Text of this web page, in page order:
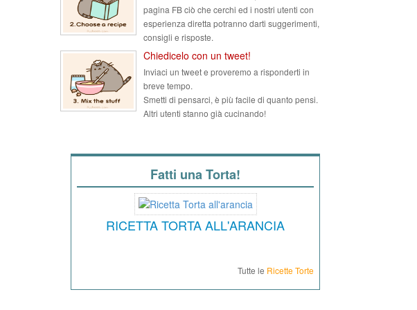
pagina FB ciò che cerchi ed i nostri utenti con
esperienza diretta potranno darti suggerimenti,
consigli e risposte.
Chiedicelo con un tweet!
Inviaci un tweet e proveremo a risponderti in
breve tempo.
Smetti di pensarci, è più facile di quanto pensi.
Altri utenti stanno già cucinando!
Fatti una Torta!
RICETTA TORTA ALL'ARANCIA
Tutte le Ricette Torte